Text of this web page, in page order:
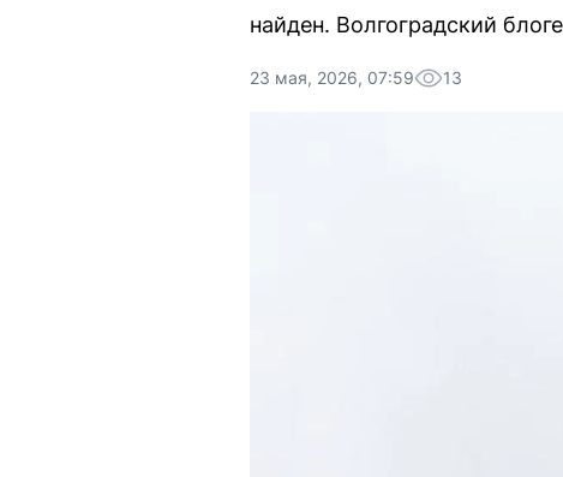
найден. Волгоградский
23 мая, 2026, 07:59 13